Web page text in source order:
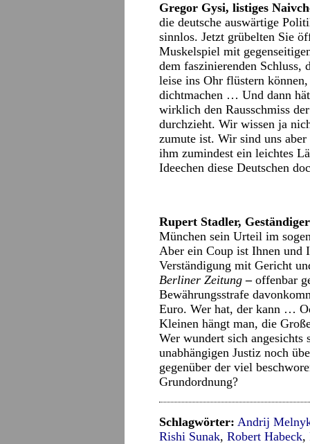
Gregor Gysi, listiges
die deutsche auswärtige
sinnlos. Jetzt grübelten Sie
Muskelspiel mit
dem faszinierenden Schluss,
leise ins Ohr flüstern
dichtmachen … Und dann
wirklich den Rausschmiss
durchzieht. Wir wissen ja
zumute ist. Wir sind uns
ihm zumindest ein leichtes
Ideechen diese Deutschen
Rupert Stadler,
München sein Urteil im
Aber ein Coup ist Ihnen und
Verständigung mit Gericht
Berliner Zeitung –offenbar
Bewährungsstrafe
Euro. Wer hat, der kann …
Kleinen hängt man, die
Wer wundert sich angesichts
unabhängigen Justiz noch
gegenüber der viel
Grundordnung?
Schlagwörter: Andrij
Rishi Sunak, Robert Habeck,